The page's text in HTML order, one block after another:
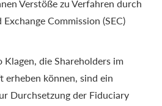
Verstöße zu Verfahren durch
Commission (SEC)
die Shareholders im
erheben können, sind ein
Durchsetzung der Fiduciary